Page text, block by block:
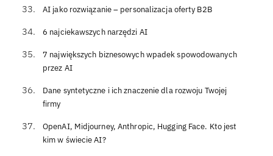
AI jako rozwiązanie – personalizacja oferty B2B
6 najciekawszych narzędzi AI
7 największych biznesowych wpadek spowodowanych
przez AI
Dane syntetyczne i ich znaczenie dla rozwoju Twojej
firmy
OpenAI, Midjourney, Anthropic, Hugging Face. Kto jest
kim w świecie AI?